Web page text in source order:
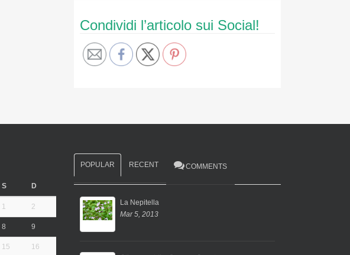
Condividi l’articolo sui Social!
S D
1 2
8 9
15 16
POPULAR RECENT COMMENTS
La Nepitella
Mar 5, 2013